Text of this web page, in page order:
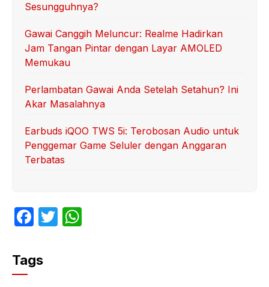
Sesungguhnya?
Gawai Canggih Meluncur: Realme Hadirkan
Jam Tangan Pintar dengan Layar AMOLED
Memukau
Perlambatan Gawai Anda Setelah Setahun? Ini
Akar Masalahnya
Earbuds iQOO TWS 5i: Terobosan Audio untuk
Penggemar Game Seluler dengan Anggaran
Terbatas
F
c
e
T
Tags